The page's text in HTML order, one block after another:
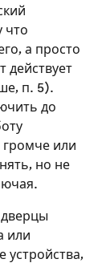
что
а просто
действует
п. 5).
до
громче или
но не
или
устройства,